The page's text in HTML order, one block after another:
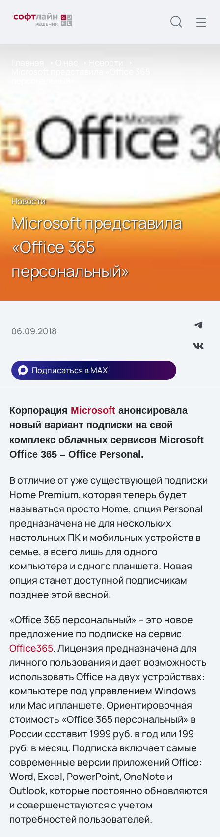
Новости
Microsoft представила
«Office 365
персональный»
06.09.2018
Подписаться в MAX
Корпорация Microsoftанонсировала
новый вариант подписки на свой
комплекс облачных сервисов Microsoft
Office 365 – Office Personal.
В отличие от уже существующей подписки
Home Premium, которая теперь будет
называться просто Home, опция Personal
предназначена не для нескольких
настольных ПК и мобильных устройств в
семье, а всего лишь для одного
компьютера и одного планшета. Новая
опция станет доступной подписчикам
позднее этой весной.
«Office 365 персональный» – это новое
предложение по подписке на сервис
Office365. Лицензия предназначена для
личного пользования и дает возможность
использовать Office на двух устройствах:
компьютере под управлением Windows
или Mac и планшете. Ориентировочная
стоимость «Office 365 персональный» в
России составит 1999 руб. в год или 199
руб. в месяц. Подписка включает самые
современные версии приложений Office:
Word, Excel, PowerPoint, OneNote и
Outlook, которые постоянно обновляются
и совершенствуются с учетом
потребностей пользователей.